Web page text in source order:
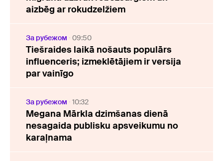
aizbēg ar rokudzelžiem
За рубежом 09:50
Tiešraides laikā nošauts populārs
influenceris; izmeklētājiem ir versija
par vainīgo
За рубежом 10:32
Megana Mārkla dzimšanas dienā
nesagaida publisku apsveikumu no
karaļnama